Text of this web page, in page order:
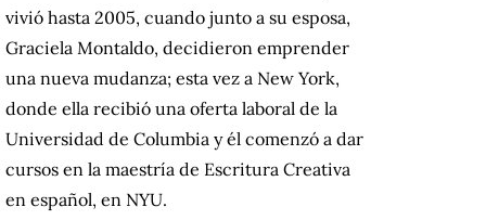
vivió hasta 2005, cuando junto a su esposa,
Graciela Montaldo, decidieron emprender
una nueva mudanza; esta vez a New York,
donde ella recibió una oferta laboral de la
Universidad de Columbia y él comenzó a dar
cursos en la maestría de Escritura Creativa
en español, en NYU.